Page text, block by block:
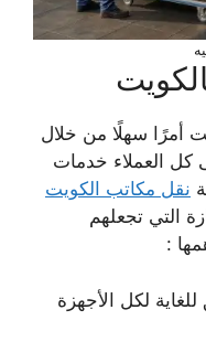
أمرًا سهلًا من خلال
كل العملاء خدمات
نقل مكاتب الكويت
التي تجعلهم
:
لكل الأجهزة